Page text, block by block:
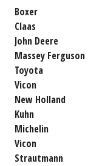
Boxer
Claas
John Deere
Massey Ferguson
Toyota
Vicon
New Holland
Kuhn
Michelin
Vicon
Strautmann